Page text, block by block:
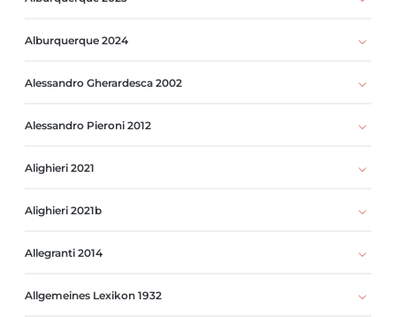
Alburquerque 2024
Alessandro Gherardesca 2002
Alessandro Pieroni 2012
Alighieri 2021
Alighieri 2021b
Allegranti 2014
Allgemeines Lexikon 1932